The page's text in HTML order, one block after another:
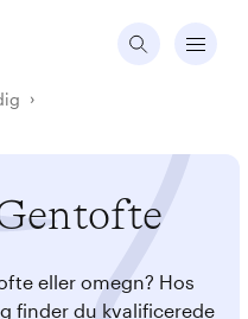
eller omegn? Hos
finder du kvalificerede